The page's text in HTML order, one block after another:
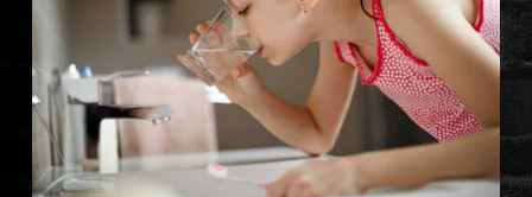
FILMEK (2025-ÖS)
FILMEK (2024-ES)